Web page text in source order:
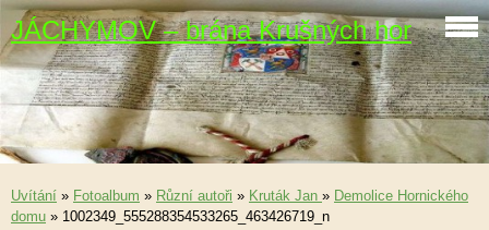
JÁCHYMOV – brána Krušných hor
Uvítání » Fotoalbum » Různí autoři » Kruták Jan » Demolice Hornického
domu » 1002349_555288354533265_463426719_n